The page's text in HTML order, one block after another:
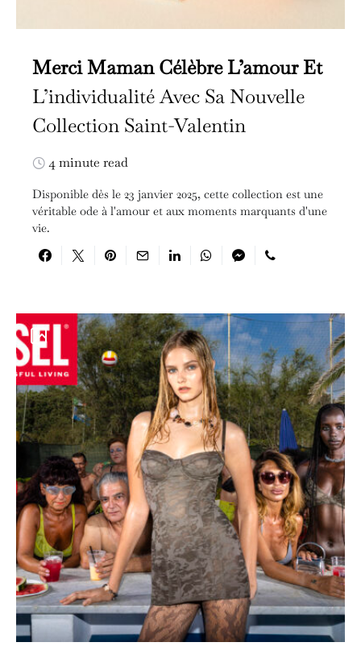
Merci Maman Célèbre L’amour Et
L’individualité Avec Sa Nouvelle
Collection Saint-Valentin
4 minute read
Disponible dès le 23 janvier 2025, cette collection est une
véritable ode à l'amour et aux moments marquants d'une
vie.